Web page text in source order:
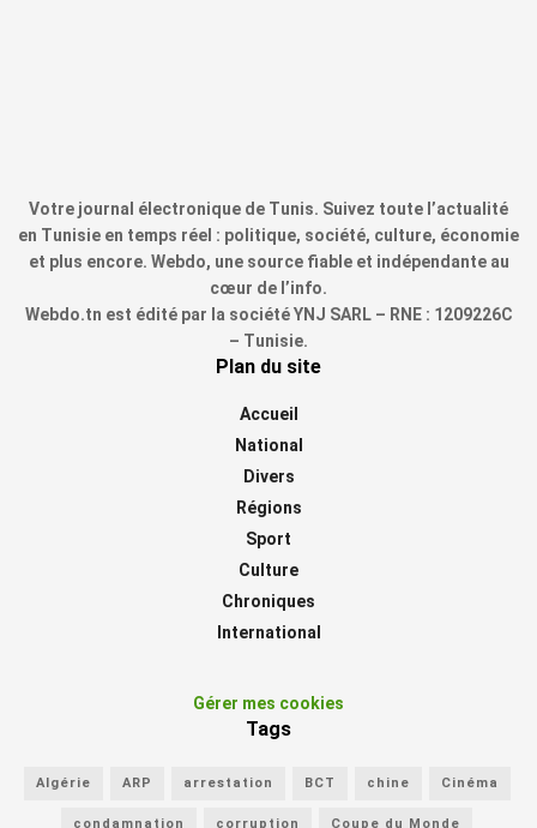
Votre journal électronique de Tunis. Suivez toute l’actualité
en Tunisie en temps réel : politique, société, culture, économie
et plus encore. Webdo, une source fiable et indépendante au
cœur de l’info.
Webdo.tn est édité par la société YNJ SARL – RNE : 1209226C
– Tunisie.
Plan du site
Accueil
National
Divers
Régions
Sport
Culture
Chroniques
International
Gérer mes cookies
Tags
Algérie ARP arrestation BCT chine Cinéma
condamnation corruption Coupe du Monde